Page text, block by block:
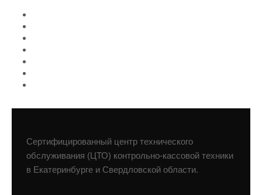
Сертифицированный центр технического
обслуживания (ЦТО) контрольно-кассовой техники
в Екатеринбурге и Свердловской области.